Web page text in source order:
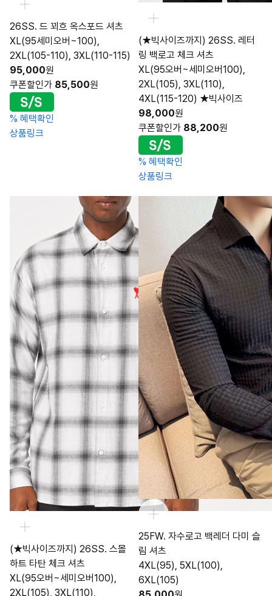
26SS. 드 꾀흐 옥스포드 셔츠
XL(95세미오버~100),
2XL(105-110), 3XL(110-115)
95,000원
쿠폰할인가 85,500원
% 혜택확인
상품링크
(★빅사이즈까지) 26SS. 레터
링 백로고 체크 셔츠
XL(95오버~세미오버100),
2XL(105), 3XL(110),
4XL(115-120) ★빅사이즈
98,000원
쿠폰할인가 88,200원
% 혜택확인
상품링크
(★빅사이즈까지) 26SS. 스몰
하트 타탄 체크 셔츠
XL(95오버~세미오버100),
2XL(105), 3XL(110),
25FW. 자수로고 백레더 다미 슬
림 셔츠
4XL(95), 5XL(100),
6XL(105)